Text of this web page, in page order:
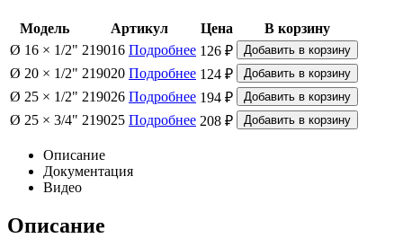
Модель Артикул Цена
В корзину
Ø 16 × 1/2" 219016 Подробнее 126 ₽
Ø 20 × 1/2" 219020 Подробнее 124 ₽
Ø 25 × 1/2" 219026 Подробнее 194 ₽
Ø 25 × 3/4" 219025 Подробнее 208 ₽
Описание
Документация
Видео
Описание